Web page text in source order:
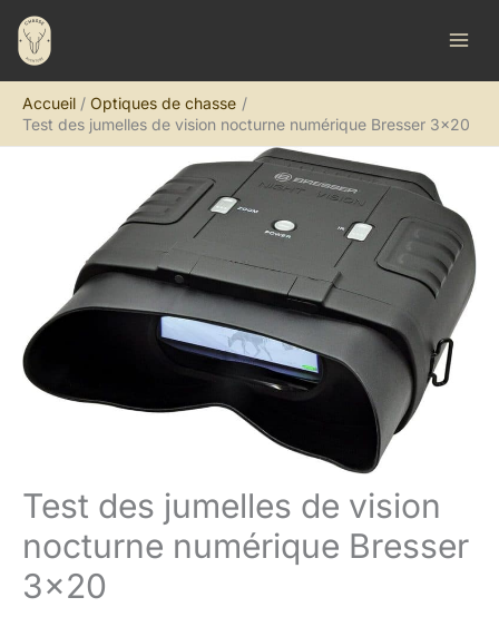
Aller
contenu
Accueil
Optiques de chasse
Test des jumelles de vision nocturne numérique Bresser 3×20
Test des jumelles de vision
nocturne numérique Bresser
3×20
R
e
h